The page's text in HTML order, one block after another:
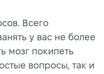
Всего
у вас не более
мозг покипеть
вопросы, так и